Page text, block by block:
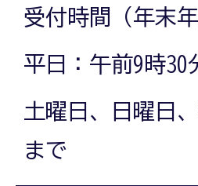
受付時間（年末
平日：午前9時30
土曜日、日曜日
まで